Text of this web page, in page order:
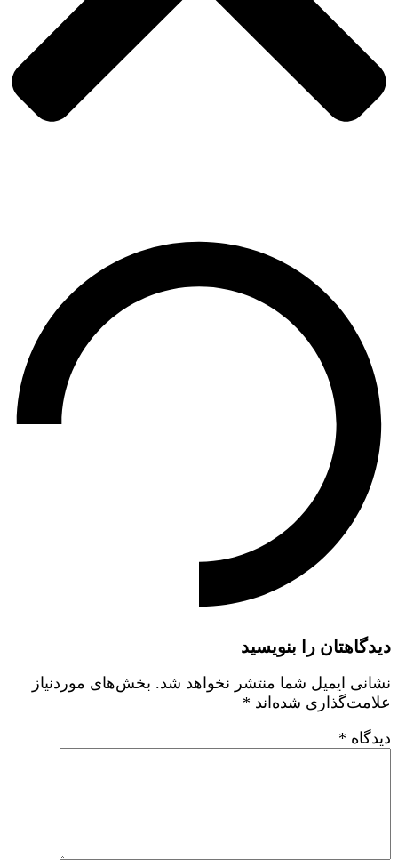
دیدگاهتان را بنویسید
نشانی ایمیل شما منتشر نخواهد شد. بخش‌های موردنیاز
علامت‌گذاری شده‌اند *
دیدگاه *